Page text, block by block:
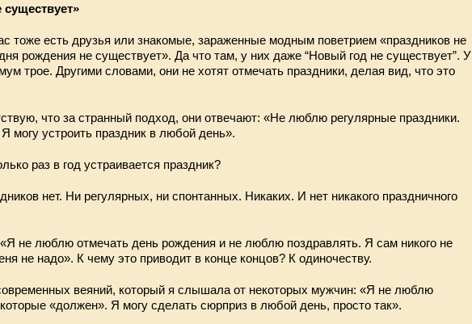
тоже есть друзья или знакомые, зараженные модным поветрием «праздников не
рождения не существует». Да что там, у них даже “Новый год не существует”. У
трое. Другими словами, они не хотят отмечать праздники, делая вид, что это
что за странный подход, они отвечают: «Не люблю регулярные праздники.
могу устроить праздник в любой день».
раз в год устраивается праздник?
нет. Ни регулярных, ни спонтанных. Никаких. И нет никакого праздничного
не люблю отмечать день рождения и не люблю поздравлять. Я сам никого не
не надо». К чему это приводит в конце концов? К одиночеству.
веяний, который я слышала от некоторых мужчин: «Я не люблю
«должен». Я могу сделать сюрприз в любой день, просто так».